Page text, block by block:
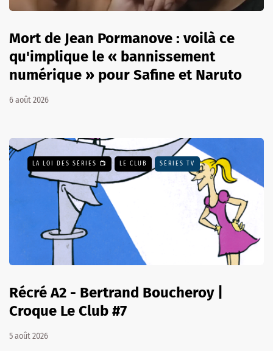
Mort de Jean Pormanove : voilà ce
qu'implique le « bannissement
numérique » pour Safine et Naruto
6 août 2026
LA LOI DES SÉRIES 📺 LE CLUB SÉRIES TV
Récré A2 - Bertrand Boucheroy |
Croque Le Club #7
5 août 2026